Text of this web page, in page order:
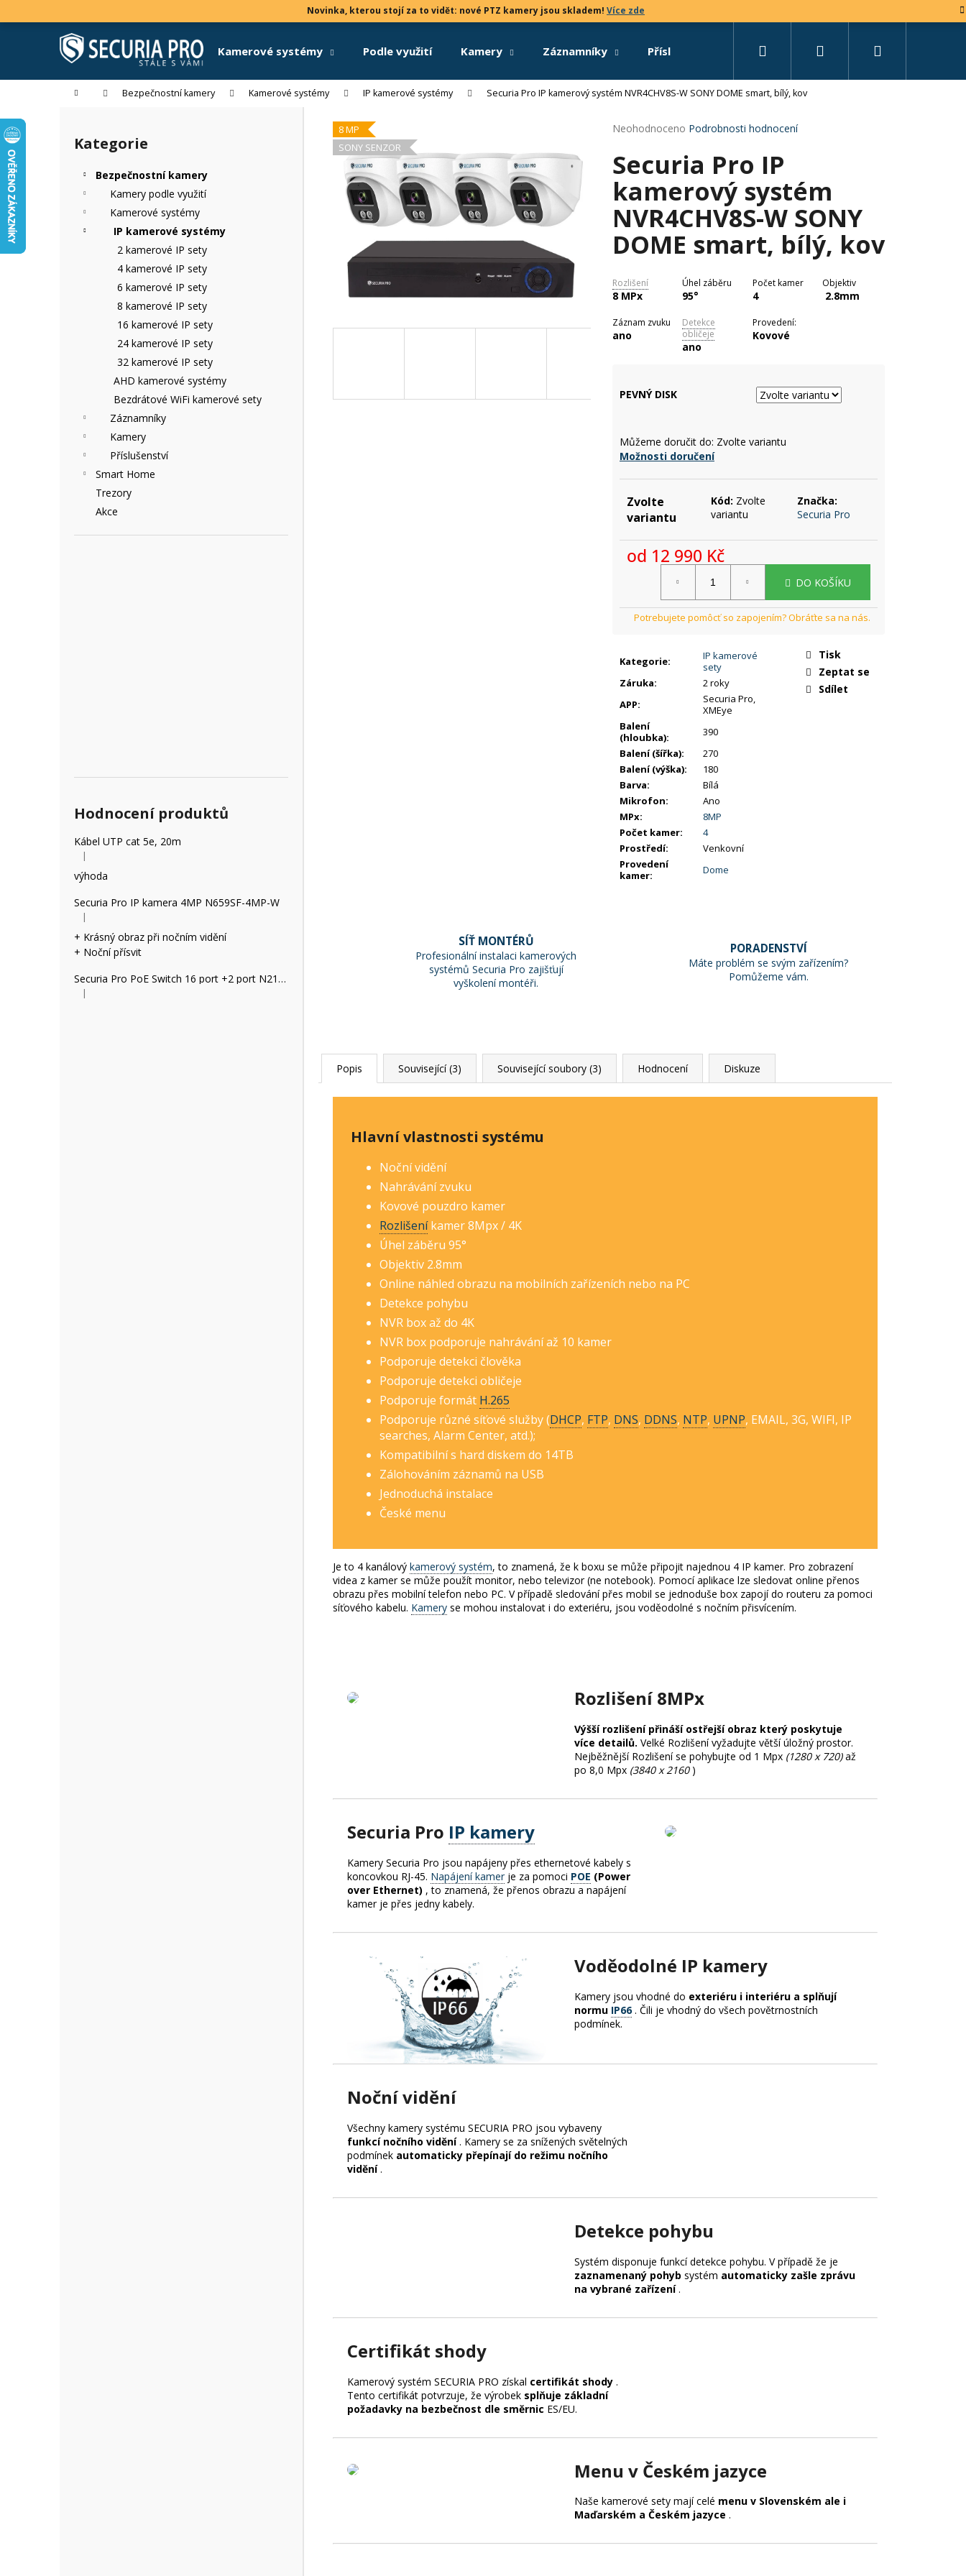
na
Novinka, kterou stojí za to vidět: nové PTZ kamery jsou skladem! Více zde
Kamerové systémy Podle využití Kamery Záznamníky Příslušenství Set na míru Přihlášení
Domů Bezpečnostní kamery Kamerové systémy IP kamerové systémy Securia Pro IP kamerový systém NVR4CHV8S-W SONY DOME smart, bílý, kov
Přeskočit
kategorie
Kategorie
Bezpečnostní kamery
Kamery podle využití
Kamerové systémy
IP kamerové systémy
2 kamerové IP sety
4 kamerové IP sety
6 kamerové IP sety
8 kamerové IP sety
16 kamerové IP sety
24 kamerové IP sety
32 kamerové IP sety
AHD kamerové systémy
Bezdrátové WiFi kamerové sety
Záznamníky
Kamery
Příslušenství
Smart Home
Trezory
Akce
Hodnocení produktů
Kábel UTP cat 5e, 20m
Hodnocení produktu je 5 z 5 hvězdiček.
|
výhoda
Securia Pro IP kamera 4MP N659SF-4MP-W
Hodnocení produktu je 5 z 5 hvězdiček.
|
+ Krásný obraz při nočním vidění
+ Noční přísvit
Securia Pro PoE Switch 16 port +2 port N2162P
Hodnocení produktu je 2 z 5 hvězdiček.
|
Průměrné
produktu
je
0,0
5
hvězdiček.
Neohodnoceno Podrobnosti hodnocení
Securia Pro IP
kamerový systém
NVR4CHV8S-W SONY
DOME smart, bílý, kov
Rozlišení
8 MPx
Úhel záběru
95°
Počet kamer
4
Objektiv
2.8mm
Záznam zvuku
ano
Detekce
obličeje
ano
Provedení:
Kovové
PEVNÝ DISK
Můžeme doručit do: Zvolte variantu
Možnosti doručení
Zvolte
variantu
Kód: Zvolte
variantu
Značka:
Securia Pro
od 12 990 Kč
DO KOŠÍKU
Kategorie:
IP kamerové
sety
Záruka:
2 roky
APP:
Securia Pro,
XMEye
Balení
(hloubka):
390
Balení (šířka):
270
Balení (výška):
180
Barva:
Bílá
Mikrofon:
Ano
MPx:
8MP
Počet kamer:
4
Prostředí:
Venkovní
Provedení
kamer: Dome
Tisk
Zeptat se
Sdílet
8 MP
SONY SENZOR
SÍŤ MONTÉRŮ
Profesionální instalaci kamerových
systémů Securia Pro zajišťují
vyškolení montéři.
PORADENSTVÍ
Máte problém se svým zařízením?
Pomůžeme vám.
Popis Související (3) Související soubory (3) Hodnocení Diskuze
Hlavní vlastnosti systému
Noční vidění
Nahrávání zvuku
Kovové pouzdro kamer
Rozlišeníkamer 8Mpx / 4K
Úhel záběru 95°
Objektiv 2.8mm
Online náhled obrazu na mobilních zařízeních nebo na PC
Detekce pohybu
NVR box až do 4K
NVR box podporuje nahrávání až 10 kamer
Podporuje detekci člověka
Podporuje detekci obličeje
Podporuje formát H.265
Podporuje různé síťové služby (DHCP, FTP, DNS, DDNS, NTP, UPNP, EMAIL, 3G, WIFI, IP
searches, Alarm Center, atd.);
Kompatibilní s hard diskem do 14TB
Zálohováním záznamů na USB
Jednoduchá instalace
České menu
Je to 4 kanálový kamerový systém, to znamená, že k boxu se může připojit najednou 4 IP kamer. Pro zobrazení
videa z kamer se může použít monitor, nebo televizor (ne notebook). Pomocí aplikace lze sledovat online přenos
obrazu přes mobilní telefon nebo PC. V případě sledování přes mobil se jednoduše box zapojí do routeru za pomoci
síťového kabelu. Kamery se mohou instalovat i do exteriéru, jsou voděodolné s nočním přisvícením.
Rozlišení 8MPx
Výšší rozlišení přináší ostřejší obraz který poskytuje
více detailů. Velké Rozlišení vyžadujte větší úložný prostor.
Nejběžnější Rozlišení se pohybujte od 1 Mpx (1280 x 720)až
po 8,0 Mpx (3840 x 2160)
Securia Pro IP kamery
Kamery Securia Pro jsou napájeny přes ethernetové kabely s
koncovkou RJ-45. Napájení kamer je za pomoci POE (Power
over Ethernet) , to znamená, že přenos obrazu a napájení
kamer je přes jedny kabely.
Voděodolné IP kamery
Kamery jsou vhodné do exteriéru i interiéru a splňují
normu IP66. Čili je vhodný do všech povětrnostních
podmínek.
Noční vidění
Všechny kamery systému SECURIA PRO jsou vybaveny
funkcí nočního vidění. Kamery se za snížených světelných
podmínek automaticky přepínají do režimu nočního
vidění.
Detekce pohybu
Systém disponuje funkcí detekce pohybu. V případě že je
zaznamenaný pohyb systém automaticky zašle zprávu
na vybrané zařízení.
Certifikát shody
Kamerový systém SECURIA PRO získal certifikát shody .
Tento certifikát potvrzuje, že výrobek splňuje základní
požadavky na bezbečnost dle směrnic ES/EU.
Menu v Českém jazyce
Naše kamerové sety mají celé menu v Slovenském ale i
Maďarském a Českém jazyce .
o
k
Zpět
obchodu
Zpět
obchodu
Co potřebujete najít?
Doporučujeme